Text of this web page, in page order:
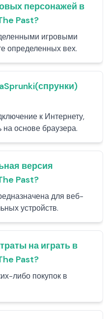
персонажей в
Past?
игровыми
определенных вех.
к Интернету,
на основе браузера.
версия
Past?
для веб-
устройств.
на играть в
Past?
либо покупок в